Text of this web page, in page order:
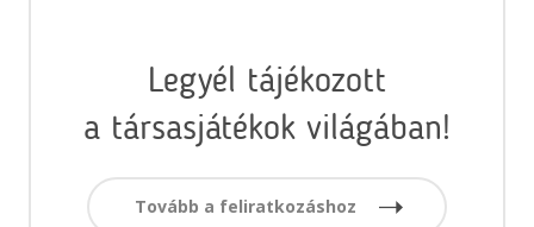
Legyél tájékozott
a társasjátékok világában!
Tovább a feliratkozáshoz